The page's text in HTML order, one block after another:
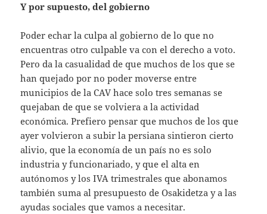
Y por supuesto, del gobierno
Poder echar la culpa al gobierno de lo que no
encuentras otro culpable va con el derecho a voto.
Pero da la casualidad de que muchos de los que se
han quejado por no poder moverse entre
municipios de la CAV hace solo tres semanas se
quejaban de que se volviera a la actividad
económica. Prefiero pensar que muchos de los que
ayer volvieron a subir la persiana sintieron cierto
alivio, que la economía de un país no es solo
industria y funcionariado, y que el alta en
autónomos y los IVA trimestrales que abonamos
también suma al presupuesto de Osakidetza y a las
ayudas sociales que vamos a necesitar.